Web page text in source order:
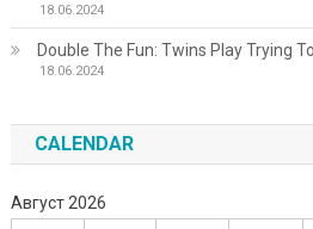
18.06.2024
Double The Fun: Twins Play Trying
18.06.2024
CALENDAR
Август 2026